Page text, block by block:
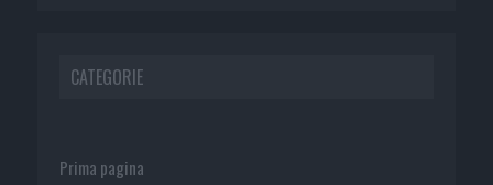
CATEGORIE
Prima pagina